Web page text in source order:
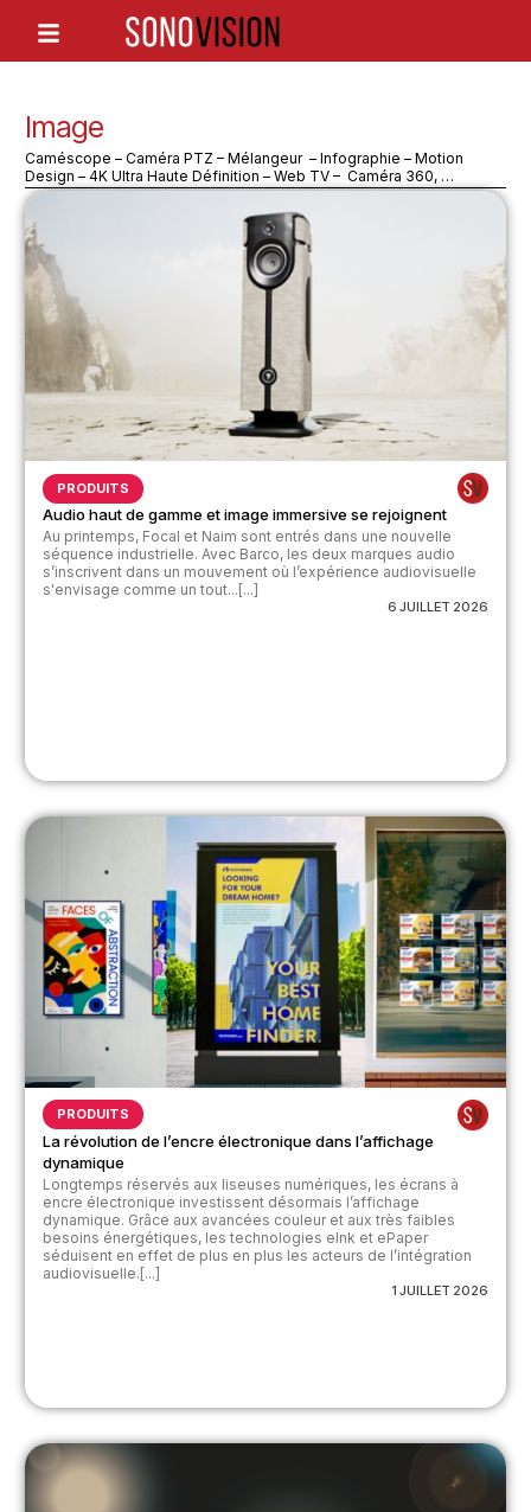
Image
Caméscope – Caméra PTZ – Mélangeur – Infographie – Motion
Design – 4K Ultra Haute Définition – Web TV – Caméra 360, …
PRODUITS
Audio haut de gamme et image immersive se rejoignent
Au printemps, Focal et Naim sont entrés dans une nouvelle
séquence industrielle. Avec Barco, les deux marques audio
s’inscrivent dans un mouvement où l’expérience audiovisuelle
s'envisage comme un tout...[...]
6 JUILLET 2026
PRODUITS
La révolution de l’encre électronique dans l’affichage
dynamique
Longtemps réservés aux liseuses numériques, les écrans à
encre électronique investissent désormais l’affichage
dynamique. Grâce aux avancées couleur et aux très faibles
besoins énergétiques, les technologies eInk et ePaper
séduisent en effet de plus en plus les acteurs de l’intégration
audiovisuelle.[...]
1 JUILLET 2026